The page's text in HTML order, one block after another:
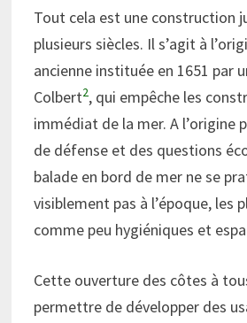
Tout cela est une construction
plusieurs siècles. Il s’agit à
ancienne instituée en 1651 par
Colbert2, qui empêche les
immédiat de la mer. A l’origine
de défense et des questions
balade en bord de mer ne se
visiblement pas à l’époque, les
comme peu hygiéniques et
Cette ouverture des côtes à
permettre de développer des